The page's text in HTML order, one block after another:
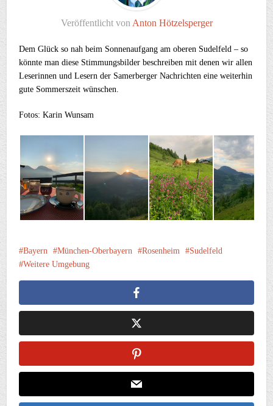
Veröffentlicht von Anton Hötzelsperger
Dem Glück so nah beim Sonnenaufgang am oberen Sudelfeld – so
könnte man diese Stimmungsbilder beschreiben mit denen wir allen
Leserinnen und Lesern der Samerberger Nachrichten eine weiterhin
gute Sommerszeit wünschen.
Fotos: Karin Wunsam
Bayern München-Oberbayern Rosenheim
Sudelfeld
Weitere Umgebung